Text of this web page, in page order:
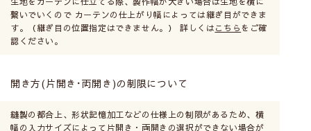
繋いでいくので カーテンの仕上がり幅によっては継ぎ目ができま
す。（継ぎ目の位置指定はできません。） 詳しくはこちら をご確
認ください。
開き方(片開き･両開き)の制限について
縫製の都合上、形状記憶加工などの仕様上の制限があるため、横
幅の入力サイズによって片開き・両開きの選択ができない場合が